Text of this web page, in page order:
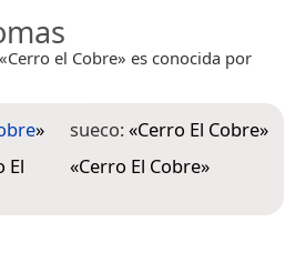
el Cobre» es conocida por
»
El
sueco:«Cerro El Cobre»
«Cerro El Cobre»